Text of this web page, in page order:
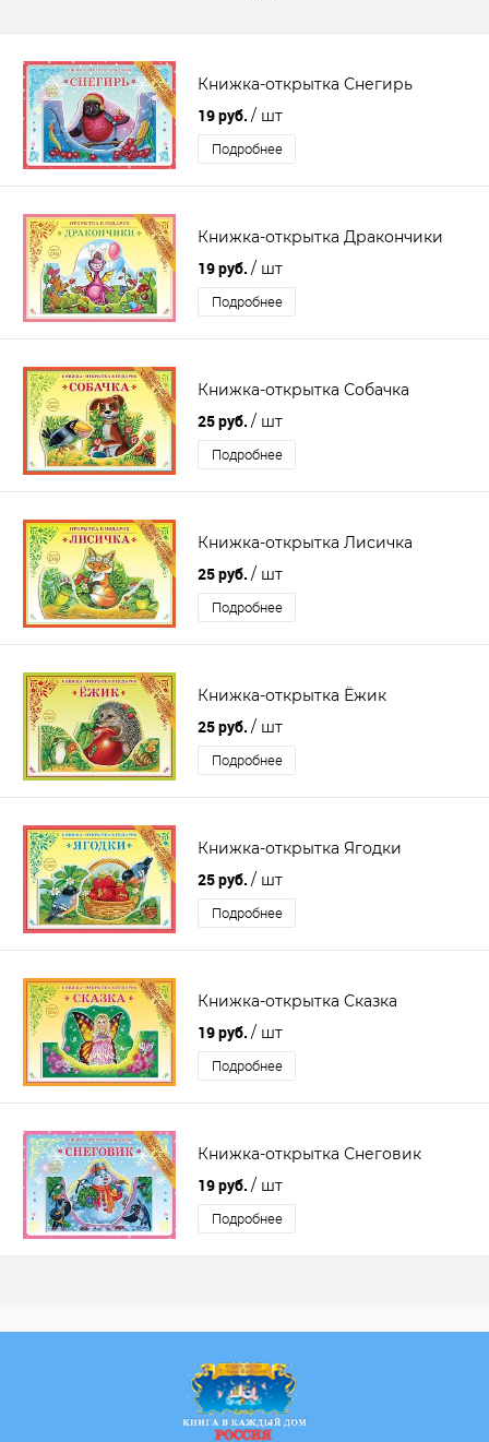
Книжка-открытка Снегирь
19 руб. / шт
Подробнее
Книжка-открытка Дракончики
19 руб. / шт
Подробнее
Книжка-открытка Собачка
25 руб. / шт
Подробнее
Книжка-открытка Лисичка
25 руб. / шт
Подробнее
Книжка-открытка Ёжик
25 руб. / шт
Подробнее
Книжка-открытка Ягодки
25 руб. / шт
Подробнее
Книжка-открытка Сказка
19 руб. / шт
Подробнее
Книжка-открытка Снеговик
19 руб. / шт
Подробнее